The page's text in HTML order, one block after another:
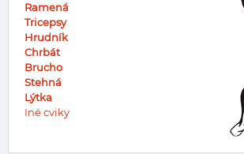
Ramená
Tricepsy
Hrudník
Chrbát
Brucho
Stehná
Lýtka
Iné cviky